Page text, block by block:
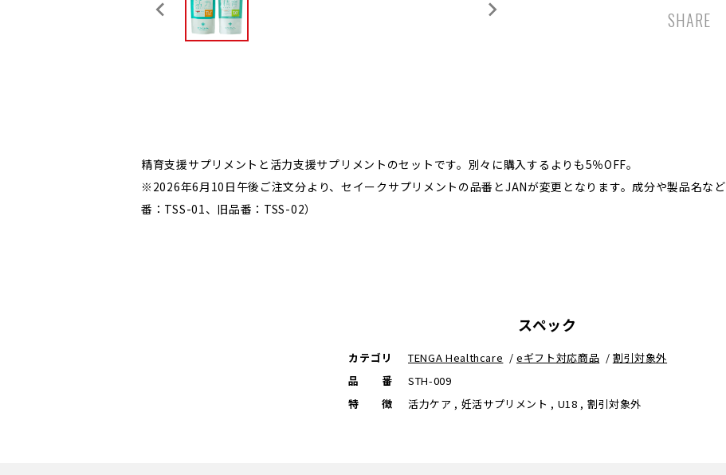
SHARE
精育支援サプリメントと活力支援サプリメントのセットです。別々に購入するよりも5％OFF。
※2026年6月10日午後ご注文分より、セイークサプリメントの品番とJANが変更となります。成分や製品名な
番：TSS-01、旧品番：TSS-02）
スペック
カテゴリ TENGA Healthcare /eギフト対応商品 / 割引対象外
品番
STH-009
特徴
活力ケア , 妊活サプリメント , U18 , 割引対象外